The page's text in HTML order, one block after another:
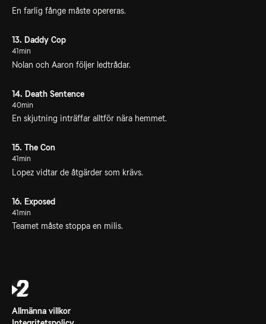
En farlig fånge måste opereras.
13. Daddy Cop
41min
Nolan och Aaron följer ledtrådar.
14. Death Sentence
40min
En skjutning inträffar alltför nära hemmet.
15. The Con
41min
Lopez vidtar de åtgärder som krävs.
16. Exposed
41min
Teamet måste stoppa en milis.
Allmänna villkor